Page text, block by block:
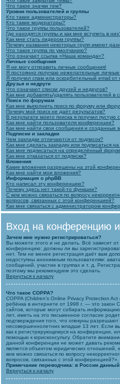
Что такое значки тем?
Уровни пользователей и группы
Кто такие администраторы?
Кто такие модераторы?
Что такое группы пользователей?
Где находятся группы и как мне вступить в
Как мне стать лидером группы?
Почему названия некоторых групп имеют
Что такое группа по умолчанию?
Что означает ссылка «Наша команда»?
Личные сообщения
Я не могу отправить личные сообщения!
Я постоянно получаю нежелательные
Я получил спам или оскорбительный email от
Друзья и недруги
Что означают списки друзей и недругов?
Как мне добавлять/удалять пользователей в
Поиск по форумам
Как мне выполнить поиск по форуму или
Почему мой поиск не даёт результатов?
В результате моего поиска я получил пустую
Как мне найти пользователя конференции?
Как мне найти свои сообщения и созданные
Подписки и закладки
Чем закладки отличаются от подписок?
Как мне сделать закладку или подписаться
Как мне подписаться на определённый
Как мне отказаться от подписки?
Вложения
Какие вложения разрешены на этой
Как мне найти мои вложения?
Информация о phpBB
Кто написал эту конференцию?
Почему здесь нет такой-то функции?
С кем можно связаться по вопросу
вопросов, связанных с этой конференцией?
Как мне связаться с администратором
Вход на конференцию и
Зачем мне нужно регистрироваться?
Вы можете этого и не делать. Всё зависит
конференцию: должны ли вы
нет. Тем не менее регистрация даёт вам
недоступны анонимным пользователям:
сообщений, участие в группах и т. д.
поэтому мы рекомендуем это сделать.
Вернуться к началу
Что такое COPPA?
COPPA (Children’s Online Privacy Protection
ребёнка в интернете от 1998 г. — это
сайтов, которые могут собирать
лет, иметь на это письменное согласие
подтверждения того, что опекуны
несовершеннолетних младше 13 лет. Если
как к регистрирующемуся на конференции,
помощью к юрисконсульту. Обратите
данной конференции не может давать
является объектом юридических отношений,
кем можно связаться по вопросу
вопросов, связанных с этой конференцией?».
Примечание переводчика: в России
Вернуться к началу